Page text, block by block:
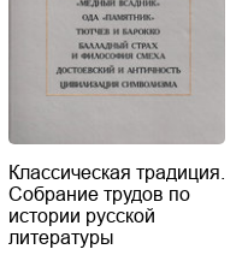
Классическая традиция.
Собрание трудов по
истории русской
литературы